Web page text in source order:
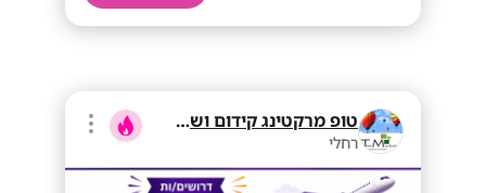
טופ מרקטינג קידום ושיווק בע"מ
רחלי